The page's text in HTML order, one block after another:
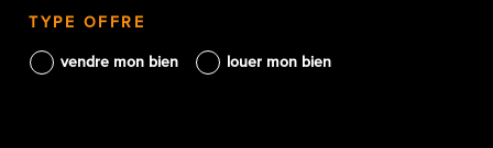
TYPE OFFRE
vendre mon bien
louer mon bien